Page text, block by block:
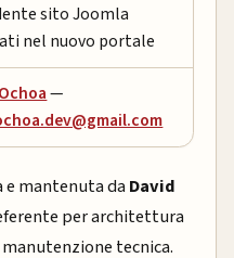
sito Joomla
nel nuovo portale
—
mantenuta da David
per architettura
tecnica.